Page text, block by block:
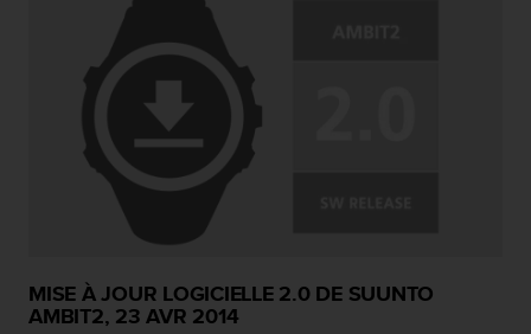
MISE À JOUR LOGICIELLE 2.0 DE SUUNTO
AMBIT2, 23 AVR 2014